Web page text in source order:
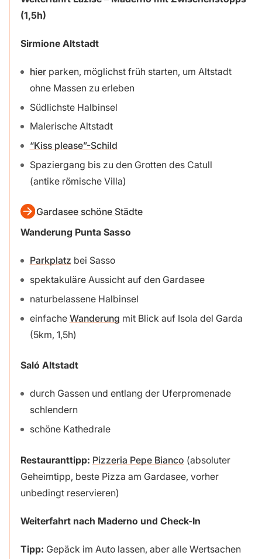
(1,5h)
Sirmione Altstadt
hierparken, möglichst früh starten, um Altstadt
ohne Massen zu erleben
Südlichste Halbinsel
Malerische Altstadt
“Kiss please”-Schild
Spaziergang bis zu den Grotten des Catull
(antike römische Villa)
Gardasee schöne Städte
Wanderung Punta Sasso
Parkplatz bei Sasso
spektakuläre Aussicht auf den Gardasee
naturbelassene Halbinsel
einfache Wanderung mit Blick auf Isola del Garda
(5km, 1,5h)
Saló Altstadt
durch Gassen und entlang der Uferpromenade
schlendern
schöne Kathedrale
Restauranttipp: Pizzeria Pepe Bianco (absoluter
Geheimtipp, beste Pizza am Gardasee, vorher
unbedingt reservieren)
Weiterfahrt nach Maderno und Check-In
Tipp: Gepäck im Auto lassen, aber alle Wertsachen